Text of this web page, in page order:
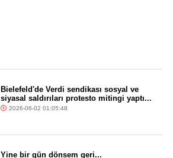
Bielefeld'de Verdi sendikası sosyal ve
siyasal saldırıları protesto mitingi yaptı...
2026-06-02 01:05:48
Yine bir gün dönsem geri...